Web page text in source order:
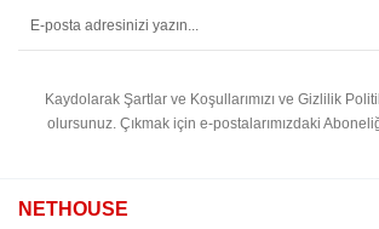
Kaydolarak Şartlar ve Koşullarımızı ve Gizlilik
olursunuz. Çıkmak için e-postalarımızdaki
NETHOUSE